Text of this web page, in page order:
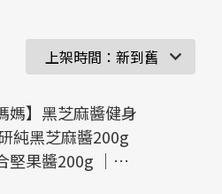
媽】黑芝麻醬健身
純黑芝麻醬200g
堅果醬200g ｜兩